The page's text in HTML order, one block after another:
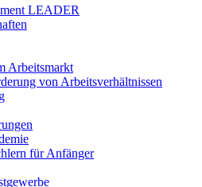
LEADER
Arbeitsmarkt
von Arbeitsverhältnissen
für Anfänger